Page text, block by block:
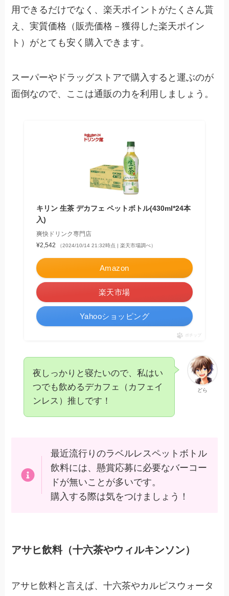
用できるだけでなく、楽天ポイントがたくさん貰
え、実質価格（販売価格－獲得した楽天ポイン
ト）がとても安く購入できます。
スーパーやドラッグストアで購入すると運ぶのが
面倒なので、ここは通販の力を利用しましょう。
キリン 生茶 デカフェ ペットボトル(430ml*24本
入)
爽快ドリンク専門店
¥2,542
（2024/10/14 21:32時点 | 楽天市場調べ）
Amazon
楽天市場
Yahooショッピング
ポチップ
どら
夜しっかりと寝たいので、私はい
つでも飲めるデカフェ（カフェイ
ンレス）推しです！
最近流行りのラベルレスペットボトル
飲料には、懸賞応募に必要なバーコー
ドが無いことが多いです。
購入する際は気をつけましょう！
アサヒ飲料（十六茶やウィルキンソン）
アサヒ飲料と言えば、十六茶やカルピスウォータ